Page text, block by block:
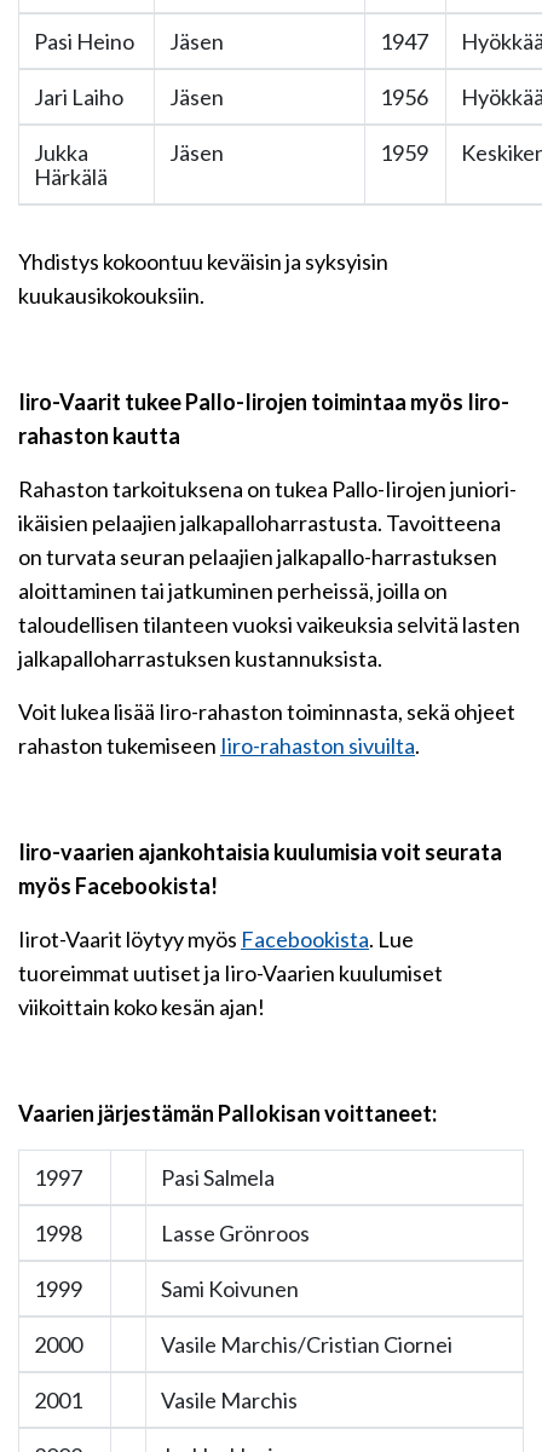
Pasi Heino Jäsen 1947
Jari Laiho Jäsen 1956
Jukka
Härkälä
Jäsen 1959
Yhdistys kokoontuu keväisin ja syksyisin
kuukausikokouksiin.
Iiro-Vaarit tukee Pallo-Iirojen toimintaa myös Iiro-
rahaston kautta
Rahaston tarkoituksena on tukea Pallo-Iirojen juniori-
ikäisien pelaajien jalkapalloharrastusta. Tavoitteena
on turvata seuran pelaajien jalkapallo-harrastuksen
aloittaminen tai jatkuminen perheissä, joilla on
taloudellisen tilanteen vuoksi vaikeuksia selvitä lasten
jalkapalloharrastuksen kustannuksista.
Voit lukea lisää Iiro-rahaston toiminnasta, sekä ohjeet
rahaston tukemiseen Iiro-rahaston sivuilta.
Iiro-vaarien ajankohtaisia kuulumisia voit seurata
myös Facebookista!
Iirot-Vaarit löytyy myös Facebookista. Lue
tuoreimmat uutiset ja Iiro-Vaarien kuulumiset
viikoittain koko kesän ajan!
Vaarien järjestämän Pallokisan voittaneet:
1997 Pasi Salmela
1998 Lasse Grönroos
1999 Sami Koivunen
2000 Vasile Marchis/Cristian Ciornei
2001 Vasile Marchis